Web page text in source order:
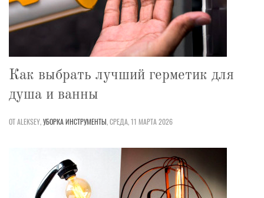
Как выбрать лучший герметик для
душа и ванны
ОТ ALEKSEY,УБОРКАИНСТРУМЕНТЫ,СРЕДА, 11 МАРТА 2026